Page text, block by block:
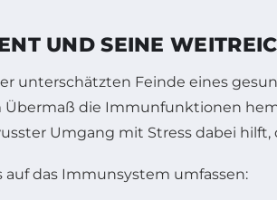
UND SEINE
unterschätzten Feinde eines
Übermaß die Immunfunktionen
Umgang mit Stress dabei
auf das Immunsystem umfassen: